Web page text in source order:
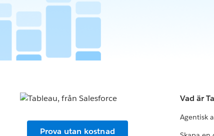
Prova utan kostnad
Vad är
Agentisk